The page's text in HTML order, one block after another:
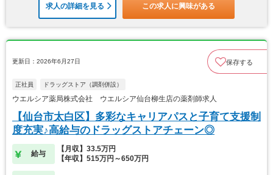
求人の詳細を見る この求人に興味がある
更新日：2026年6月27日 保存する
正社員 ドラッグストア（調剤併設）
ウエルシア薬局株式会社 ウエルシア仙台柳生店の薬剤師求人
【仙台市太白区】多彩なキャリアパスと子育て支援制
度充実♪高給与のドラッグストアチェーン◎
給与
【月収】33.5万円
【年収】515万円～650万円